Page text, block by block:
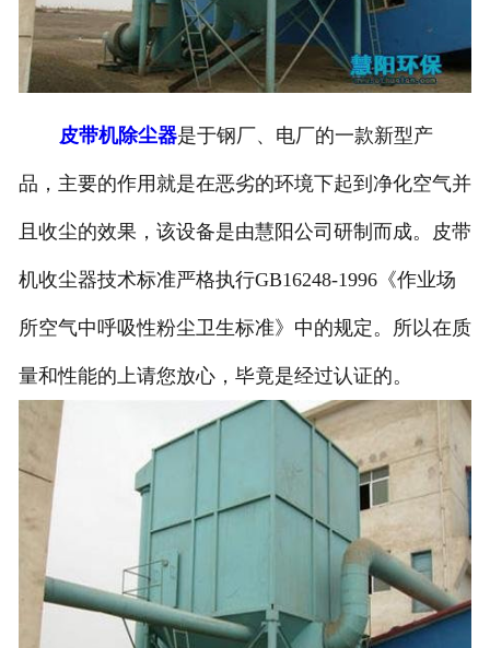
皮带机除尘器是于钢厂、电厂的一款新型产
品，主要的作用就是在恶劣的环境下起到净化空气并
且收尘的效果，该设备是由慧阳公司研制而成。皮带
机收尘器技术标准严格执行GB16248-1996《作业场
所空气中呼吸性粉尘卫生标准》中的规定。所以在质
量和性能的上请您放心，毕竟是经过认证的。